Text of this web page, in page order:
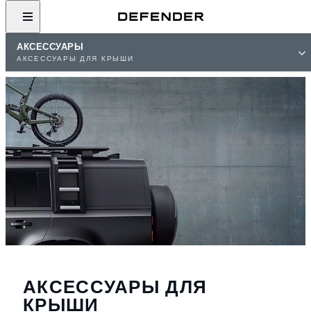
АКСЕССУАРЫ
АКСЕССУАРЫ ДЛЯ КРЫШИ
АКСЕССУАРЫ ДЛЯ
КРЫШИ